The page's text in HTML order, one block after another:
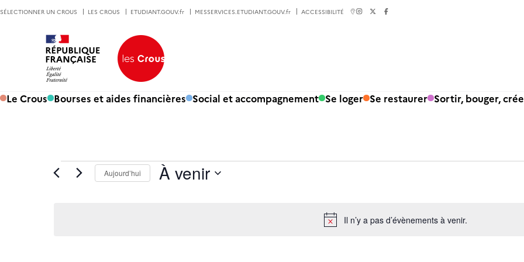
SÉLECTIONNER UN CROUS LES CROUS ETUDIANT.GOUV.fr MESSERVICES.ETUDIANT.GOUV.fr ACCESSIBILITÉ
Le Crous Bourses et aides financières Social et accompagnement Se loger Se restaurer Sortir, bouger,
Notice
Il n’y a pas d’évènements à venir.
Aujourd’hui À venir